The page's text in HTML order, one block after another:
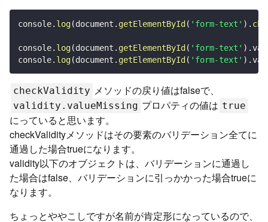
console. log(document . getElementById( 'form-text' ) .
console. log(document . getElementById( 'form-text' ) .
console. log(document . getElementById( 'form-text' ) .
checkValidity メソッドの戻り値はfalseで、
validity.valueMissing プロパティの値は true
にっていると思います。
checkValidityメソッドはその要素のバリデーション全てに
通過した場合trueになります。
validity以下のオブジェクトは、バリデーションに通過し
た場合はfalse、バリデーションに引っかかった場合trueに
なります。
ちょっとややこしですが名前が肯定形になっているので、